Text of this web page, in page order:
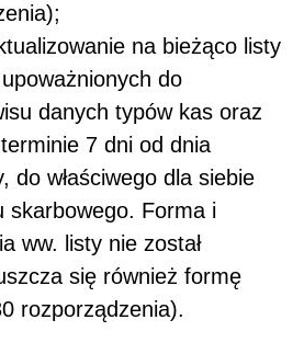
na bieżąco listy
do
danych typów kas oraz
7 dni od dnia
do właściwego dla siebie
skarbowego. Forma i
ww. listy nie został
się również formę
rozporządzenia).